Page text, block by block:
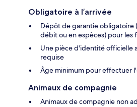
Obligatoire à l’arrivée
Dépôt de garantie obligatoire
débit ou en espèces) pour les
Une pièce d'identité officielle
requise
Âge minimum pour effectuer
Animaux de compagnie
Animaux de compagnie non